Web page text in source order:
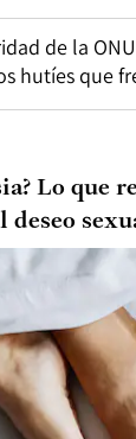
de la
hutíes que
Lo que
deseo